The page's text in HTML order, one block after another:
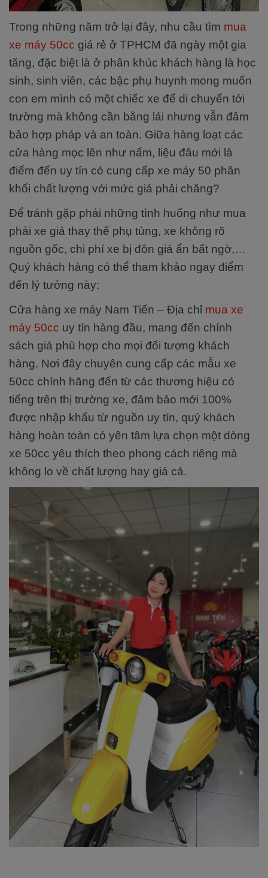
Trong những năm trở lại đây, nhu cầu tìm mua
xe máy 50cc giá rẻ ở TPHCM đã ngày một gia
tăng, đặc biệt là ở phân khúc khách hàng là học
sinh, sinh viên, các bậc phụ huynh mong muốn
con em mình có một chiếc xe để di chuyển tới
trường mà không cần bằng lái nhưng vẫn đảm
bảo hợp pháp và an toàn. Giữa hàng loạt các
cửa hàng mọc lên như nấm, liệu đâu mới là
điểm đến uy tín có cung cấp xe máy 50 phân
khối chất lượng với mức giá phải chăng?
Để tránh gặp phải những tình huống như mua
phải xe giả thay thế phụ tùng, xe không rõ
nguồn gốc, chi phí xe bị đôn giá ẩn bất ngờ,…
Quý khách hàng có thể tham khảo ngay điểm
đến lý tưởng này:
Cửa hàng xe máy Nam Tiến – Địa chỉ mua xe
máy 50cc uy tín hàng đầu, mang đến chính
sách giá phù hợp cho mọi đối tượng khách
hàng. Nơi đây chuyên cung cấp các mẫu xe
50cc chính hãng đến từ các thương hiệu có
tiếng trên thị trường xe, đảm bảo mới 100%
được nhập khẩu từ nguồn uy tín, quý khách
hàng hoàn toàn có yên tâm lựa chọn một dòng
xe 50cc yêu thích theo phong cách riêng mà
không lo về chất lượng hay giá cả.